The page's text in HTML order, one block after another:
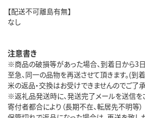
【配送不可離島有無】
なし
注意書き
※商品の破損等があった場合、到着日から3
至急、同一の品物を再送させて頂きます。(
米の返品・交換はお受けできませんのでご了
※返礼品発送時に、発送完了メールを送信を
寄付者都合により（長期不在、転居先不明等）